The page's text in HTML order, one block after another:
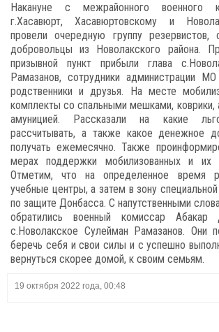
Накануне с межрайонного военного
г.Хасавюрт, Хасавюртовскому и
провели очередную группу
добровольцы из Новолакского района.
призывной пункт прибыли глава
Рамазанов, сотрудники администрации МО
родственники и друзья. На месте
комплекты со спальными мешками, коврики,
амуницией. Рассказали на какие
рассчитывать, а также какое денежное
получать ежемесячно. Также
мерах поддержки мобилизованных и их
Отметим, что на определенное время
учебные центры, а затем в зону
по защите Донбасса. С напутственными
обратились военный комиссар
с.Новолакское Сулейман Рамазанов. Они
беречь себя и свои силы и с успешно
вернуться скорее домой, к своим семьям.
19 октября 2022 года, 00:48